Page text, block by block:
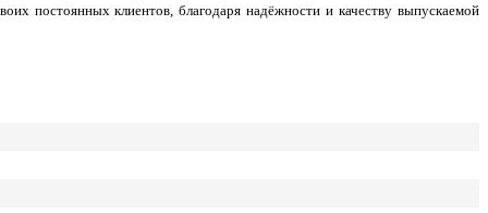
постоянных клиентов, благодаря надёжности и качеству выпускаемой